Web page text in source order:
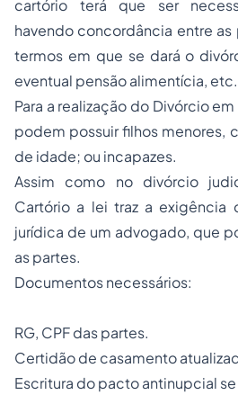
cartório terá que ser
havendo concordância entre
termos em que se dará o
eventual pensão alimentícia, etc.
Para a realização do Divórcio
podem possuir filhos menores,
de idade; ou incapazes.
Assim como no divórcio
Cartório a lei traz a exigência
jurídica de um advogado, que
as partes.
Documentos necessários:
RG, CPF das partes.
Certidão de casamento
Escritura do pacto antinupcial se